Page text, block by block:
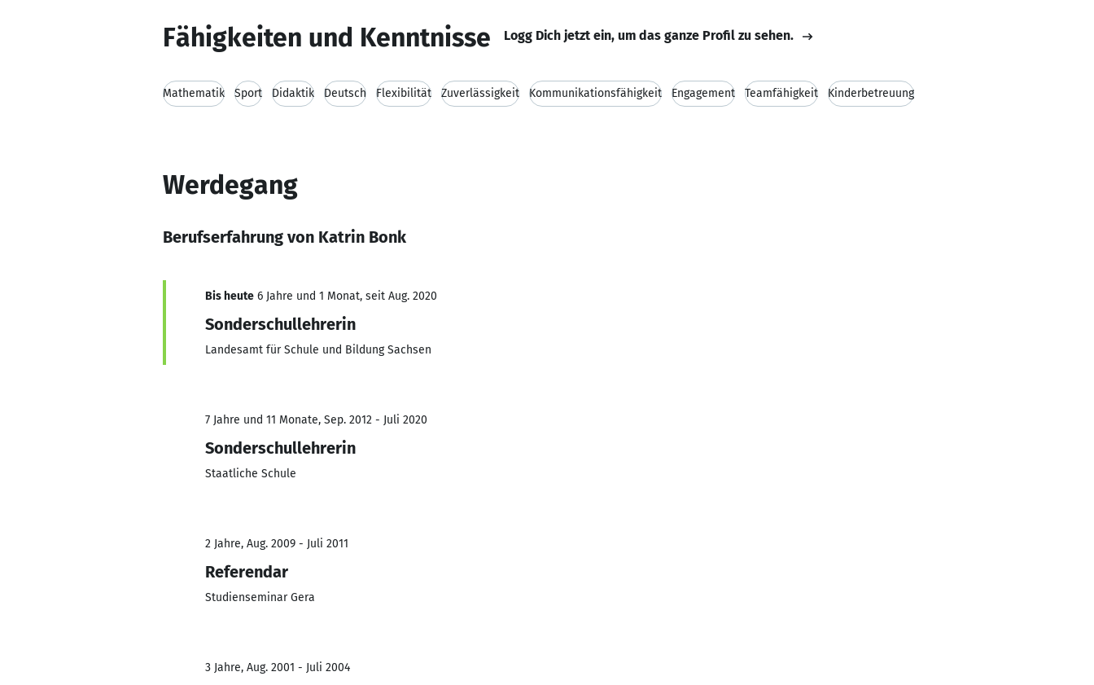
Fähigkeiten und Kenntnisse Logg Dich jetzt ein, um das ganze Profil zu sehen.
Mathematik Sport Didaktik Deutsch Flexibilität Zuverlässigkeit Kommunikationsfähigkeit Engagement Teamfähigkeit Kinderbetreuung
Werdegang
Berufserfahrung von Katrin Bonk
Bis heute 6 Jahre und 1 Monat, seit Aug. 2020
Sonderschullehrerin
Landesamt für Schule und Bildung Sachsen
7 Jahre und 11 Monate, Sep. 2012 - Juli 2020
Sonderschullehrerin
Staatliche Schule
2 Jahre, Aug. 2009 - Juli 2011
Referendar
Studienseminar Gera
3 Jahre, Aug. 2001 - Juli 2004